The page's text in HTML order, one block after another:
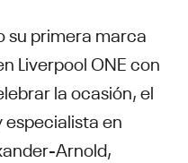
su primera marca
Liverpool ONE con
la ocasión, el
en
Arnold,